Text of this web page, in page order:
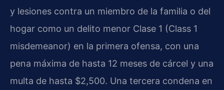
y lesiones contra un miembro de la familia o del
hogar como un delito menor Clase 1 (Class 1
misdemeanor) en la primera ofensa, con una
pena máxima de hasta 12 meses de cárcel y una
multa de hasta $2,500. Una tercera condena en